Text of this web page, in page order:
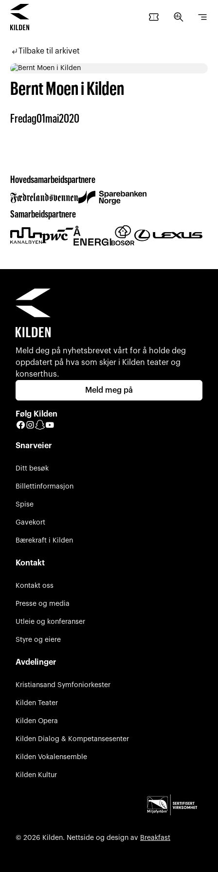
confirmation_number search_insights segment
subdirectory_arrow_leftTilbake til arkivet
Bernt Moen i Kilden
Fredag01 mai2020
Hovedsamarbeidspartnere
Samarbeidspartnere
Meld deg på nyhetsbrevet vårt for å holde deg
oppdatert på hva som skjer i Kilden teater og
konserthus.
Meld meg på
Følg Kilden
Facebook
Instagram
Snapchat
Snarveier
Ditt besøk
Billettinformasjon
Spise
Gavekort
Bærekraft i Kilden
Kontakt
Kontakt oss
Presse og media
Utleie og konferanser
Styre og eiere
Avdelinger
Kristiansand Symfoniorkester
Kilden Teater
Kilden Opera
Kilden Dialog & Kompetansesenter
Kilden Vokalensemble
Kilden Kultur
© 2026 Kilden. Nettside og design av Breakfast